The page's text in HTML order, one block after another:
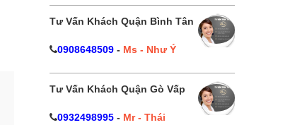
Tư Vấn Khách Quận Bình Tân
0908648509- Ms - Như Ý
Tư Vấn Khách Quận Gò Vấp
0932498995- Mr - Thái